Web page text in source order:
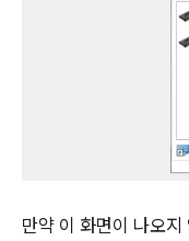
만약 이 화면이 나오